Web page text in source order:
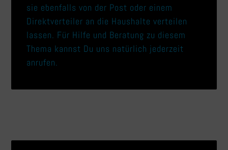
sie ebenfalls von der Post oder einem
Direktverteiler an die Haushalte verteilen
lassen. Für Hilfe und Beratung zu diesem
Thema kannst Du uns natürlich jederzeit
anrufen.